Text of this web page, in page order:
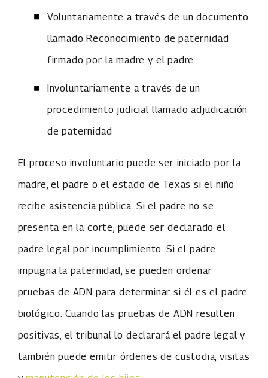
Voluntariamente a través de un documento
llamado Reconocimiento de paternidad
firmado por la madre y el padre.
Involuntariamente a través de un
procedimiento judicial llamado adjudicación
de paternidad
El proceso involuntario puede ser iniciado por la
madre, el padre o el estado de Texas si el niño
recibe asistencia pública. Si el padre no se
presenta en la corte, puede ser declarado el
padre legal por incumplimiento. Si el padre
impugna la paternidad, se pueden ordenar
pruebas de ADN para determinar si él es el padre
biológico. Cuando las pruebas de ADN resulten
positivas, el tribunal lo declarará el padre legal y
también puede emitir órdenes de custodia, visitas